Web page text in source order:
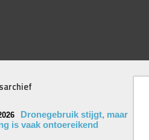
Dronegebruik stijgt, maar
is vaak ontoereikend